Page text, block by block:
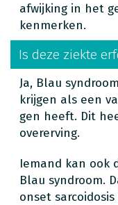
afwijking in het
kenmerken.
Is deze ziekte
Ja, Blau
krijgen als een
gen heeft. Dit
overerving.
Iemand kan ook
Blau syndroom.
onset sarcoidosis